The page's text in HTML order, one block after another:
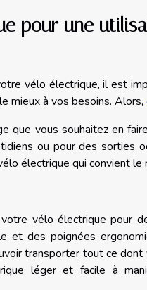
pour une
vélo électrique, il est
mieux à vos besoins. Alors,
que vous souhaitez en
ou pour des sorties
électrique qui convient le
vélo électrique pour
et des poignées
transporter tout ce
léger et facile à